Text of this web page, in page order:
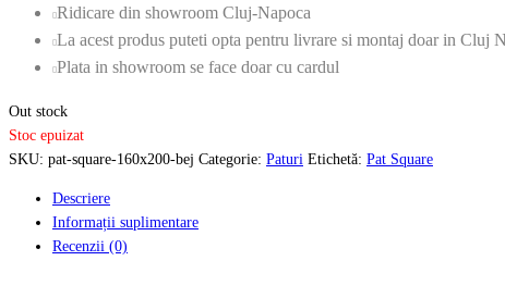
Ridicare din showroom Cluj-Napoca
La acest produs puteti opta pentru livrare si montaj doar in Cluj
Plata in showroom se face doar cu cardul
Out stock
Stoc epuizat
SKU: pat-square-160x200-bej Categorie: Paturi Etichetă: Pat Square
Descriere
Informații suplimentare
Recenzii (0)